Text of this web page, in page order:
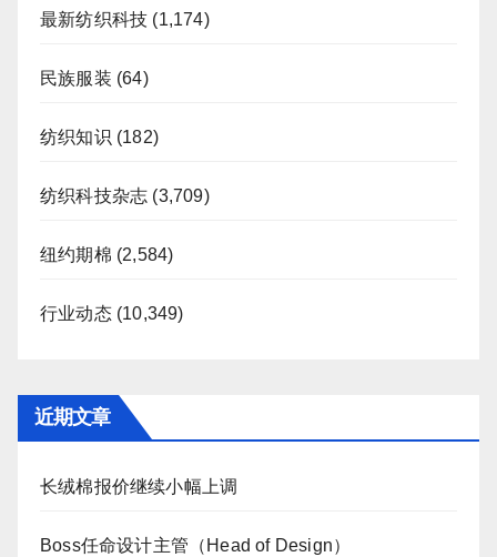
最新纺织科技 (1,174)
民族服装 (64)
纺织知识 (182)
纺织科技杂志 (3,709)
纽约期棉 (2,584)
行业动态(10,349)
近期文章
长绒棉报价继续小幅上调
Boss任命设计主管（Head of Design）